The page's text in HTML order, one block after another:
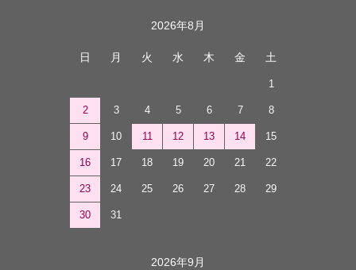
2026年8月
日 月 火 水 木 金 土
1
2 3 4 5 6 7 8
9 10 11 12 13 14 15
16 17 18 19 20 21 22
23 24 25 26 27 28 29
30 31
2026年9月